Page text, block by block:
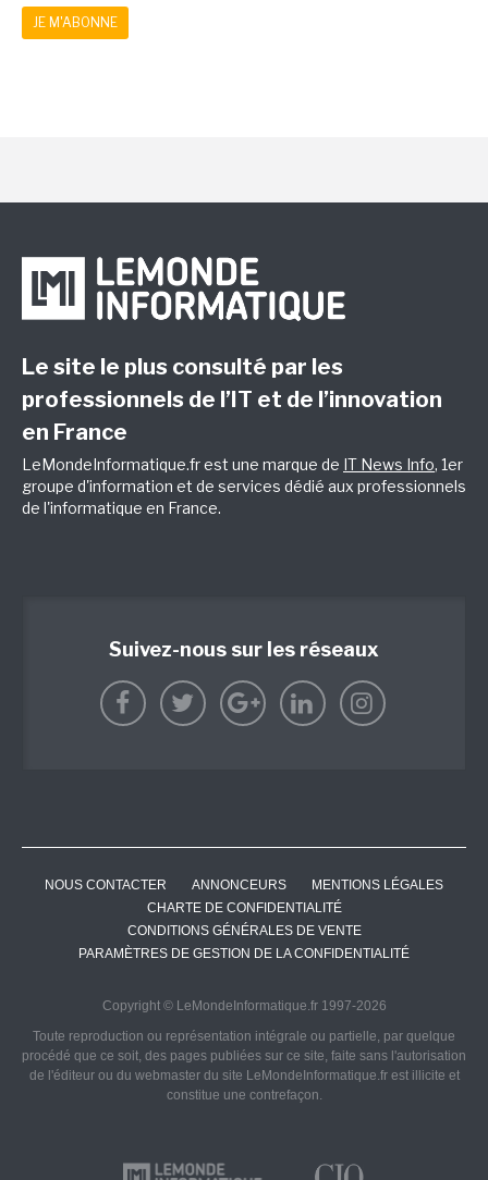
JE M'ABONNE
Le site le plus consulté par les
professionnels de l’IT et de l’innovation
en France
LeMondeInformatique.fr est une marque de IT News Info, 1er
groupe d'information et de services dédié aux professionnels
de l'informatique en France.
Suivez-nous sur les réseaux
NOUS CONTACTER ANNONCEURS
MENTIONS LÉGALES
CHARTE DE CONFIDENTIALITÉ
CONDITIONS GÉNÉRALES DE VENTE
PARAMÈTRES DE GESTION DE LA CONFIDENTIALITÉ
Copyright © LeMondeInformatique.fr 1997-2026
Toute reproduction ou représentation intégrale ou partielle, par quelque
procédé que ce soit, des pages publiées sur ce site, faite sans l'autorisation
de l'éditeur ou du webmaster du site LeMondeInformatique.fr est illicite et
constitue une contrefaçon.